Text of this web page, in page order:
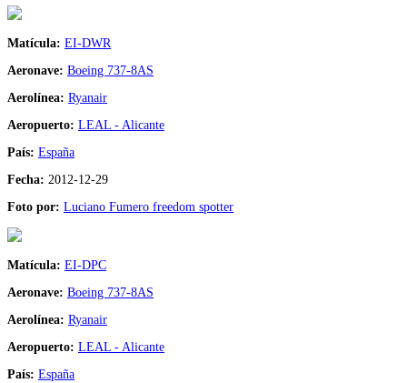
Matícula: EI-DWR
Aeronave: Boeing 737-8AS
Aerolínea: Ryanair
Aeropuerto: LEAL - Alicante
País: España
Fecha: 2012-12-29
Foto por: Luciano Fumero freedom spotter
Matícula: EI-DPC
Aeronave: Boeing 737-8AS
Aerolínea: Ryanair
Aeropuerto: LEAL - Alicante
País: España